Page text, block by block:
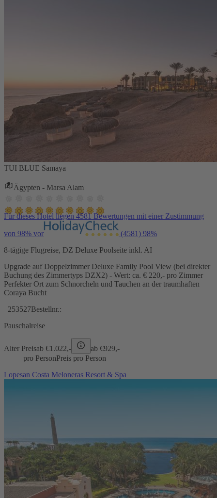
TUI BLUE Samaya
Ägypten - Marsa Alam
Für dieses Hotel liegen 4581 Bewertungen mit einer Zustimmung
von 98% vor (4581) 98%
8-tägige Flugreise, DZ Deluxe Poolseite inkl. AI
Upgrade auf Doppelzimmer Deluxe Family Pool View (bei direkter
Buchung des Zimmertyps DZX2) - Wert: ca. € 220,- pro Zimmer
Perfekter Ort zum Schnorcheln und Tauchen an der traumhaften
Coraya Bucht
253527Bestellnr.:
Pauschalreise
Alter Preisab €1.022,- ab €929,-
pro PersonPreis pro Person
Lopesan Costa Meloneras Resort & Spa